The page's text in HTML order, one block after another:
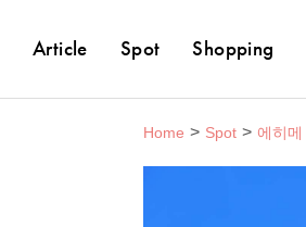
Article Spot Shopping
Home Spot 에히메